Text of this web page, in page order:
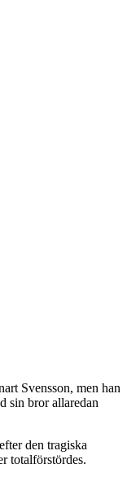
Svensson, men han
sin bror allaredan
den tragiska
totalförstördes.